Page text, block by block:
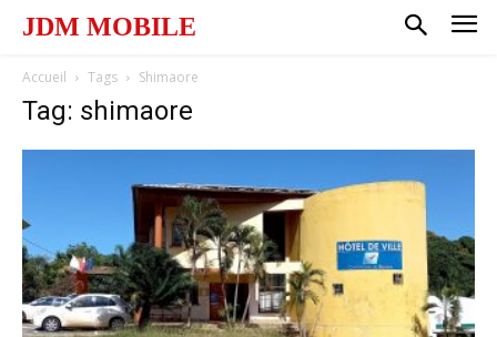
JDM MOBILE
Accueil Tags Shimaore
Tag: shimaore